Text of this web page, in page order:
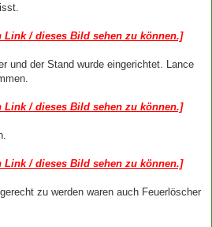
Link / dieses Bild sehen zu können.]
und der Stand wurde eingerichtet. Lance
Link / dieses Bild sehen zu können.]
Link / dieses Bild sehen zu können.]
zu werden waren auch Feuerlöscher